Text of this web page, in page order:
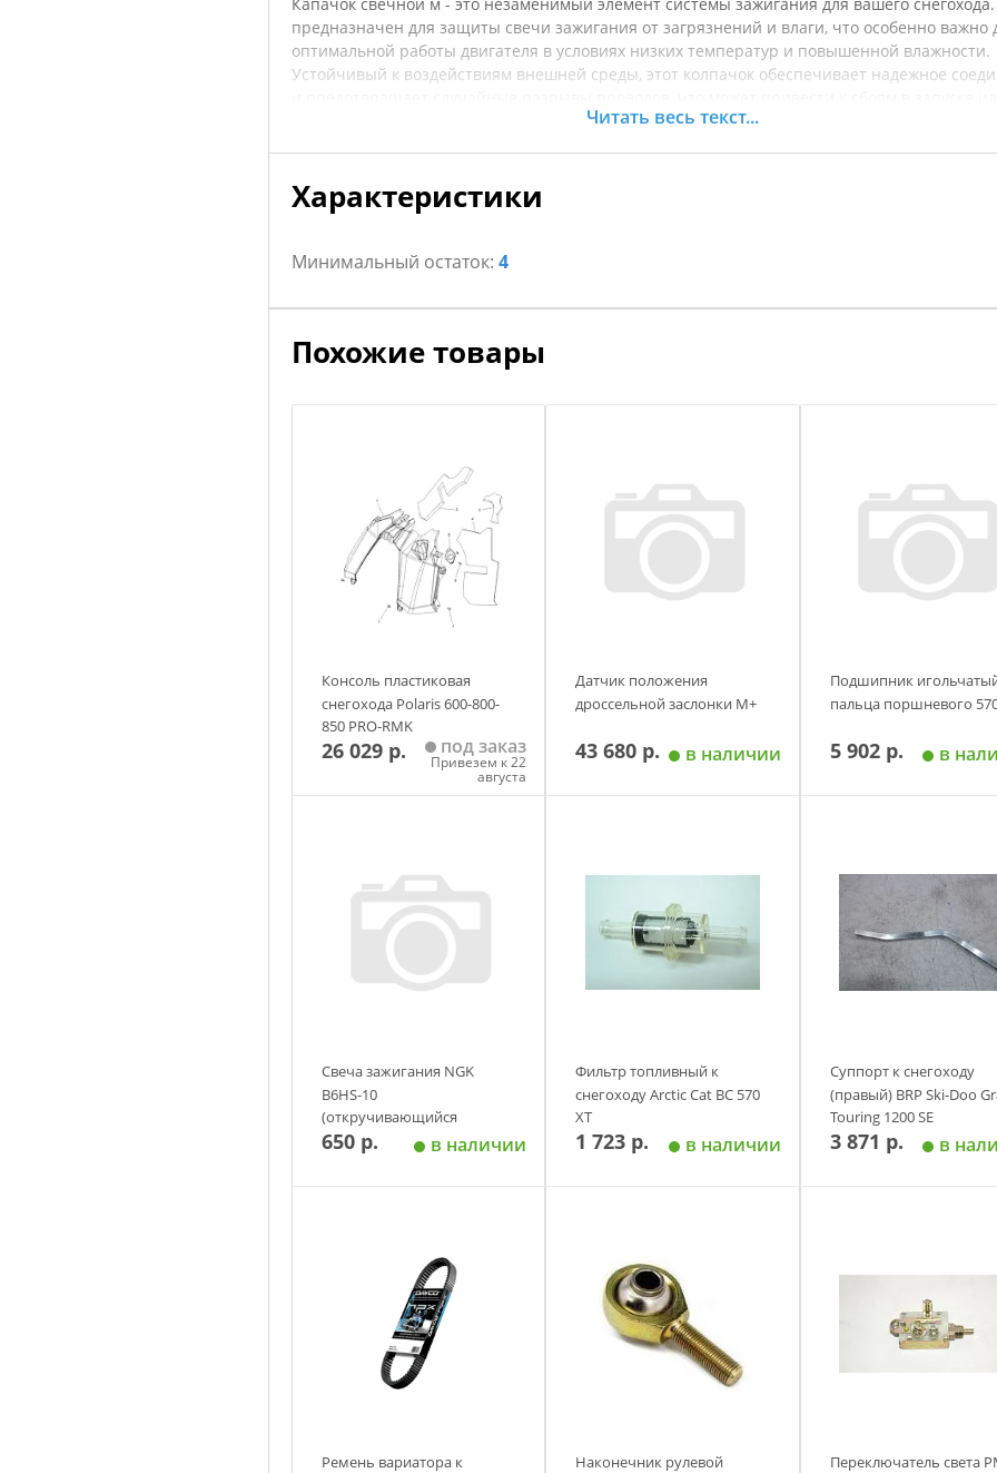
предназначен для защиты свечи зажигания от загрязнений и влаги, что особенно важно
оптимальной работы двигателя в условиях низких температур и повышенной влажности.
Устойчивый к воздействиям внешней среды, этот колпачок обеспечивает надежное
работе мотора. Изготовленный из качественных материалов, колпачок гарантирует
зажигания и бесперебойную работу вашего снегохода, этот товар стоит приобрести.
покупкой рекомендуется уточнять характеристики товара.
Читать весь текст...
Характеристики
Минимальный остаток: 4
Похожие товары
Консоль пластиковая
снегохода Polaris 600-800-
850 PRO-RMK
26 029 р. под заказ
Привезем к 22
августа
Датчик положения
дроссельной заслонки М+
43 680 р. в наличии
Подшипник
пальца поршневого
5 902 р. в
Свеча зажигания NGK
B6HS-10
(откручивающийся
наконечник)
650 р. в наличии
Фильтр топливный к
снегоходу Arctic Cat ВС 570
XT
1 723 р. в наличии
Суппорт к снегоходу
(правый) BRP Ski-Doo
Touring 1200 SE
3 871 р. в
Ремень вариатора к
Наконечник рулевой
Переключатель света